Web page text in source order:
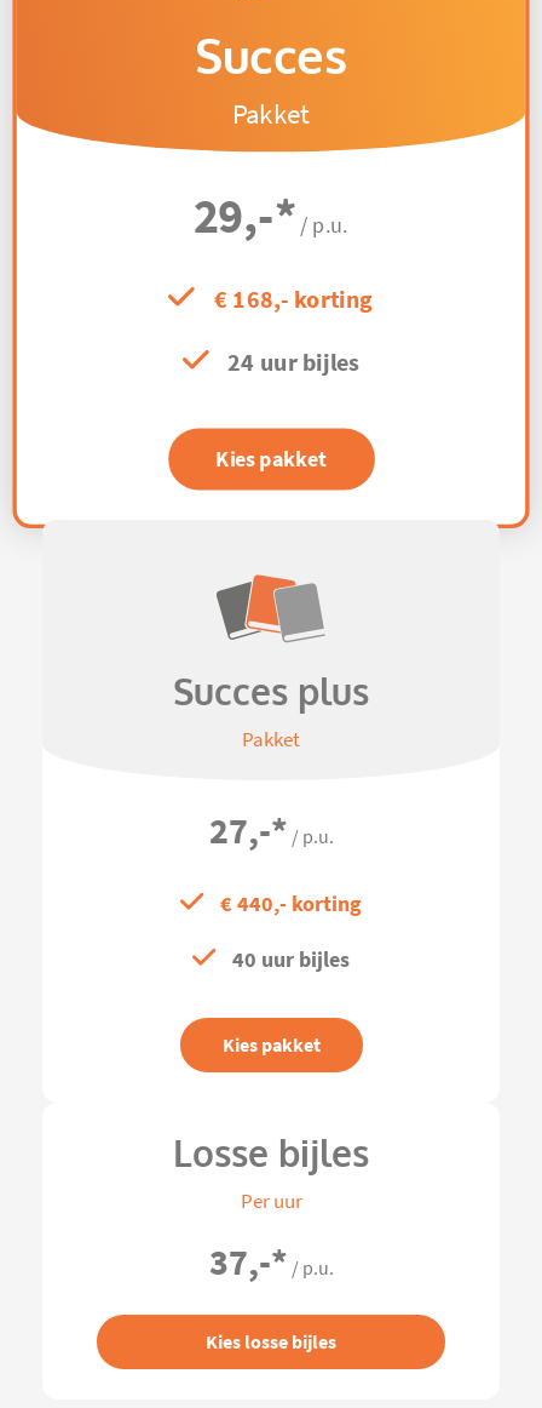
Succes
Pakket
29,-* / p.u.
€ 168,- korting
24 uur bijles
Kies pakket
Succes plus
Pakket
27,-* / p.u.
€ 440,- korting
40 uur bijles
Kies pakket
Losse bijles
Per uur
37,-* / p.u.
Kies losse bijles